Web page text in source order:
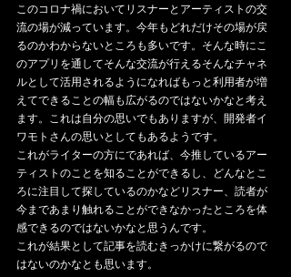
このコロナ禍においてリスナーとアーティストの交
流の場が減っています。今年もどれだけその場が戻
るのかわからないところも多いです。そんな時にこ
のアプリを通してそんな交流が行えるそんなチャネ
ルとして活用されるようになればもっと利用者が増
えてできることの幅も広がるのではないかなと考え
ます。これは自分の思いでもありますが、開発者イ
ワモトさんの思いとしてもあるようです。
これがライターの方にであれば、今推しているアー
ティストのことを知ることができるし、どんなとこ
ろに注目して探しているのかなどリスナー、読者が
今まであまり触れることができなかったところを体
感できるのではないかなと思うんです。
これが結果として記事を読むきっかけに繋がるので
はないのかなとも思います。